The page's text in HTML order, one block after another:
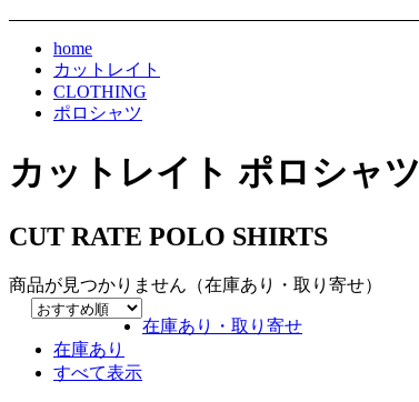
home
カットレイト
CLOTHING
ポロシャツ
カットレイト ポロシャツ
CUT RATE POLO SHIRTS
商品が見つかりません（在庫あり・取り寄せ）
在庫あり・取り寄せ
在庫あり
すべて表示